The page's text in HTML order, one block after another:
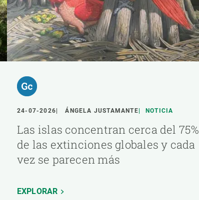
24-07-2026 ÁNGELA JUSTAMANTE NOTICIA
Las islas concentran cerca del 75%
de las extinciones globales y cada
vez se parecen más
EXPLORAR